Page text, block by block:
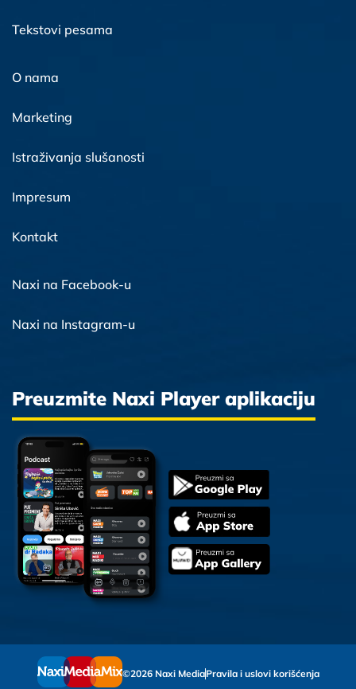
Tekstovi pesama
O nama
Marketing
Istraživanja slušanosti
Impresum
Kontakt
Naxi na Facebook-u
Naxi na Instagram-u
Preuzmite Naxi Player aplikaciju
©2026 Naxi MediaPravila i uslovi korišćenja